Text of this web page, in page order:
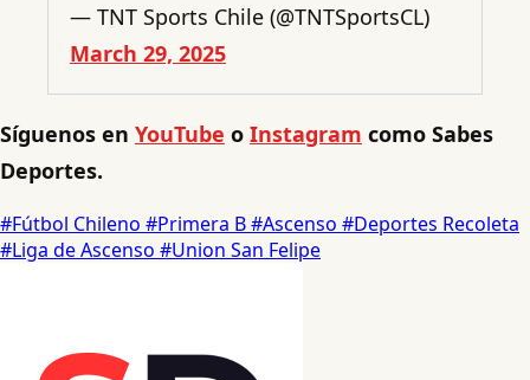
— TNT Sports Chile (@TNTSportsCL)
March 29, 2025
Síguenos en YouTube o Instagram como Sabes
Deportes.
#Fútbol Chileno #Primera B#Ascenso #Deportes Recoleta
#Liga de Ascenso #Union San Felipe